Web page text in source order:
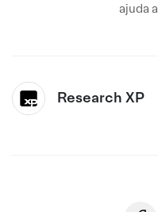
ajuda
Research XP